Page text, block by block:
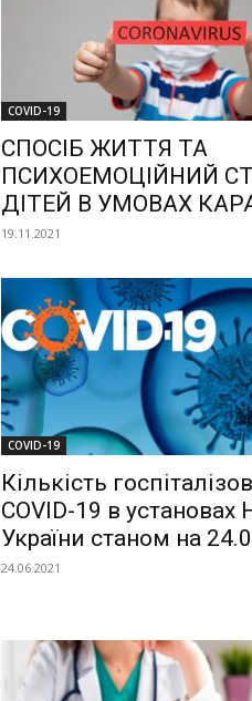
COVID-19
СПОСІБ ЖИТТЯ ТА
ПСИХОЕМОЦІЙНИЙ
ДІТЕЙ В УМОВАХ
19.11.2021
COVID-19
Кількість
COVID-19 в
України станом на
24.06.2021